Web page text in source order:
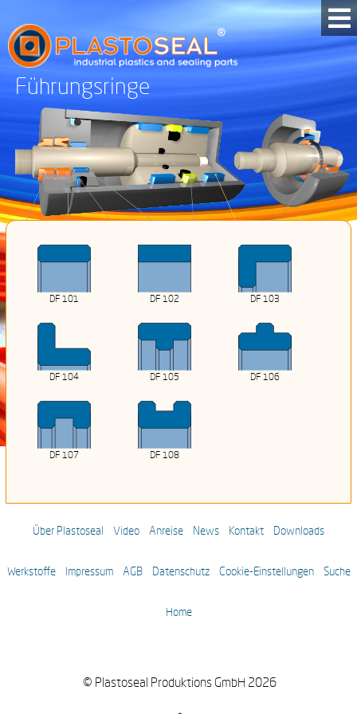
Führungsringe
DF 101 DF 102 DF 103
DF 104 DF 105 DF 106
DF 107 DF 108
Über Plastoseal Video Anreise News Kontakt Downloads
Werkstoffe Impressum AGB Datenschutz Cookie-Einstellungen Suche
Home
© Plastoseal Produktions GmbH 2026